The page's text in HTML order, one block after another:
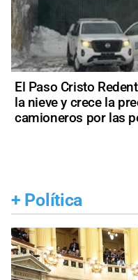
El Paso Cristo
la nieve y crece la
camioneros por las
+ Política